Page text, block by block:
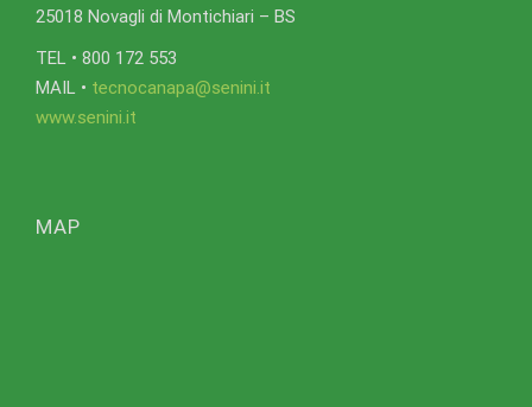
25018 Novagli di Montichiari – BS
TEL • 800 172 553
MAIL • tecnocanapa@senini.it
www.senini.it
MAP